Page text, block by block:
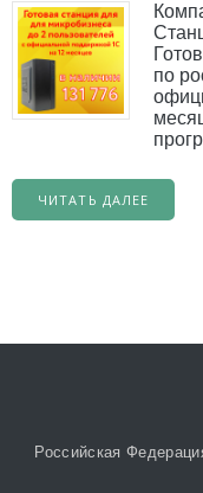
по
ЧИТАТЬ ДАЛЕЕ
Российская